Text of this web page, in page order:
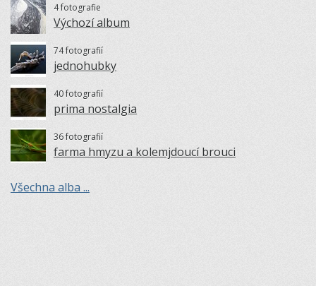
4 fotografie
Výchozí album
74 fotografií
jednohubky
40 fotografií
prima nostalgia
36 fotografií
farma hmyzu a kolemjdoucí brouci
Všechna alba ...